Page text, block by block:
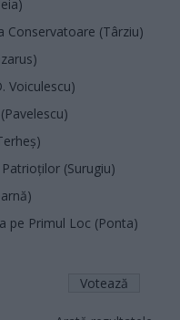
Conservatoare (Târziu)
Voiculescu)
(Surugiu)
pe Primul Loc (Ponta)